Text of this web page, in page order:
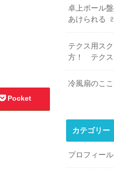
Pocket
卓上ボール
あけられる
テクス用ス
方！ テクス
冷風扇のこ
カテゴリー
プロフィール